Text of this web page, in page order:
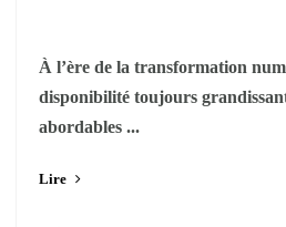
À l’ère de la transformation
disponibilité toujours
abordables ...
Lire